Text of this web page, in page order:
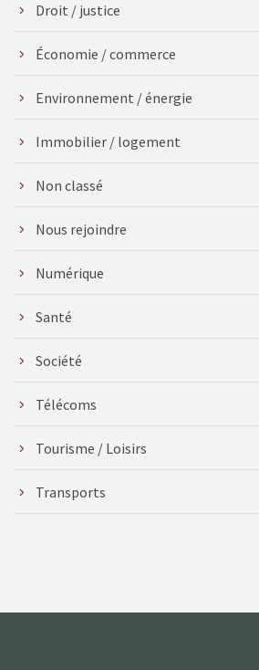
Droit / justice
Économie / commerce
Environnement / énergie
Immobilier / logement
Non classé
Nous rejoindre
Numérique
Santé
Société
Télécoms
Tourisme / Loisirs
Transports